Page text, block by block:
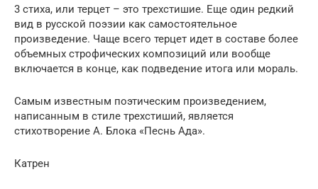
3 стиха, или терцет – это трехстишие. Еще один редкий
вид в русской поэзии как самостоятельное
произведение. Чаще всего терцет идет в составе более
объемных строфических композиций или вообще
включается в конце, как подведение итога или мораль.
Самым известным поэтическим произведением,
написанным в стиле трехстиший, является
стихотворение А. Блока «Песнь Ада».
Катрен